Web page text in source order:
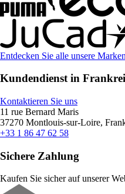
Entdecken Sie alle unsere Marken
Kundendienst in
Kontaktieren Sie uns
11 rue Bernard Maris
37270 Montlouis-sur-Loire,
+33 1 86 47 62 58
Sichere Zahlung
Kaufen Sie sicher auf unserer